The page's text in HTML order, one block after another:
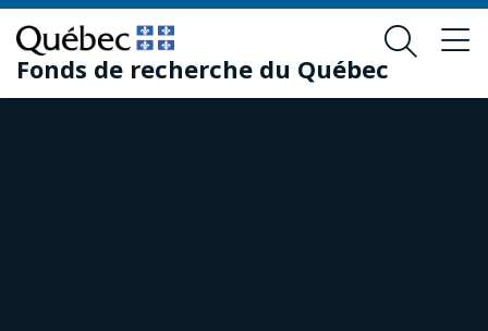
Passer
au
contenu
principal
Passer
au
pied
de
Fonds de recherche du Québec